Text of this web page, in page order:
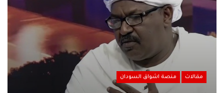
مقالات منصة اشواق السودان